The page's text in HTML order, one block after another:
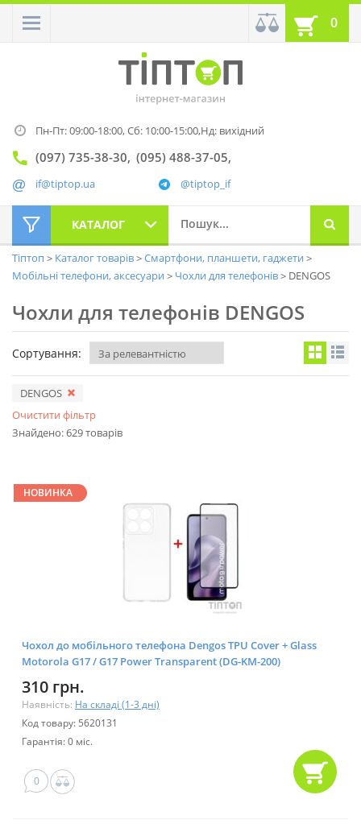
0
Пн-Пт: 09:00-18:00,Сб: 10:00-15:00,Нд: вихідний
(097) 735-38-30 (095) 488-37-05
@tiptop_if
if@tiptop.ua
КАТАЛОГ
Тіптоп Каталог товарів
Смартфони, планшети, гаджети
Мобільні телефони, аксесуари
Чохли для телефонів DENGOS
Чохли для телефонів DENGOS
Сортування:
DENGOS
Очистити фільтр
Знайдено: 629 товарів
НОВИНКА
Чохол до мобільного телефона Dengos TPU Cover + Glass
Motorola G17 / G17 Power Transparent (DG-KM-200)
310 грн.
Наявність: На складі (1-3 дні)
Код товару: 5620131
Гарантія: 0 міс.
0